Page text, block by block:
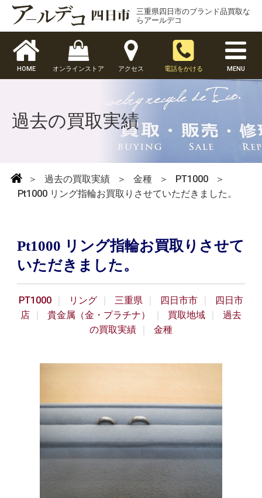
三重県四日市のブランド品買取な
らアールデコ
HOME オンラインストア アクセス 電話をかける MENU
過去の買取実績
＞ 過去の買取実績 ＞ 金種 ＞ PT1000
＞
Pt1000 リング指輪お買取りさせていただきました。
Pt1000 リング指輪お買取りさせて
いただきました。
PT1000 リング 三重県 四日市市
四日市
店
貴金属（金・プラチナ） 買取地域
過去
の買取実績
金種